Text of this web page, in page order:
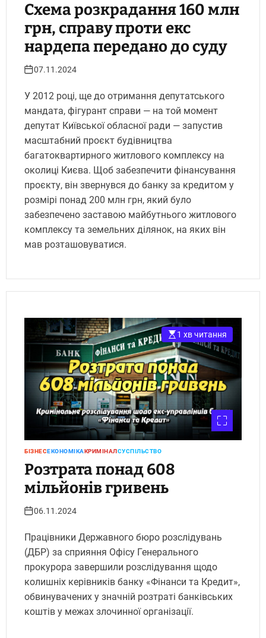
Схема розкрадання 160 млн
грн, справу проти екс
нардепа передано до суду
07.11.2024
У 2012 році, ще до отримання депутатського
мандата, фігурант справи — на той момент
депутат Київської обласної ради — запустив
масштабний проєкт будівництва
багатоквартирного житлового комплексу на
околиці Києва. Щоб забезпечити фінансування
проєкту, він звернувся до банку за кредитом у
розмірі понад 200 млн грн, який було
забезпечено заставою майбутнього житлового
комплексу та земельних ділянок, на яких він
мав розташовуватися.
1 хв читання
БІЗНЕСЕКОНОМІКАКРИМІНАЛСУСПІЛЬСТВО
Розтрата понад 608
мільйонів гривень
06.11.2024
Працівники Державного бюро розслідувань
(ДБР) за сприяння Офісу Генерального
прокурора завершили розслідування щодо
колишніх керівників банку «Фінанси та Кредит»,
обвинувачених у значній розтраті банківських
коштів у межах злочинної організації.